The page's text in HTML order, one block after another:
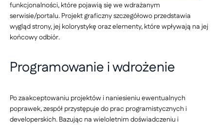
funkcjonalności, które pojawią się we wdrażanym
serwisie/portalu. Projekt graficzny szczegółowo przedstawia
wygląd strony, jej kolorystykę oraz elementy, które wpływają na jej
końcowy odbiór.
Programowanie i wdrożenie
Po zaakceptowaniu projektów i naniesieniu ewentualnych
poprawek, zespół przystępuje do prac programistycznych i
developerskich. Bazując na wieloletnim doświadczeniu i